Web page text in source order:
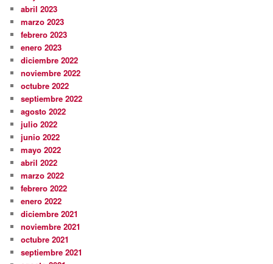
abril 2023
marzo 2023
febrero 2023
enero 2023
diciembre 2022
noviembre 2022
octubre 2022
septiembre 2022
agosto 2022
julio 2022
junio 2022
mayo 2022
abril 2022
marzo 2022
febrero 2022
enero 2022
diciembre 2021
noviembre 2021
octubre 2021
septiembre 2021